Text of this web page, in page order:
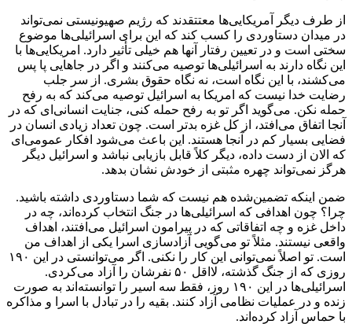
از طرف دیگر آمریکایی‌ها معتتقدند که رژیم صهیونیستی نمی‌تواند
در میدان دستاوردی را کسب کند که این برای اسرائیلی‌ها موضوع
سختی است و در تعیین رفتار آنها هم خیلی تأثیر دارد. امریکایی‌ها با
این نگاه دارند به اسرائیلی‌ها توصیه می‌کنند و اگر در جاهایی پا پس
می‌کشند، با این نگاه است، نه نگاه حقوق بشری. از سر جلب
رضایت خدا نیست که امریکا به اسرائیل توصیه می‌کند که به رفح
حمله نکن. می‌گوید اگر تو به رفح حمله کنی، جنایت انسانی‌ای که در
آنجا اتفاق می‌افتد، از کل غزه بدتر است. چون تعداد زیادی انسان در
فضایی بسیار کم در آنجا هستند. این باعث می‌شود افکار عمومی‌ای
که الان از دست داده، دیگر کلاً قابل بازیابی نباشد و اسرائیل دیگر
هرگز نمی‌تواند چهره مثبتی از خودش نشان بدهد.
ضمن اینکه تضمین‌شده هم نیست که شما دستاوردی داشته باشید.
چرا؟ چون اهدافی که اسرائیلی‌ها در جنگ انتخاب کرده‌اند، چه در
داخل غزه و چه اتفاقاتی که در پیرامون اسرائیل می‌افتند، اهداف
واقعی نیستند. مثلاً تو می‌گویی آزادسازی اسرا یکی از اهداف من
است. تو اصلاً نمی‌توانی این کار را نکنی. اگر می‌توانستی در این ۱۹۰
روزی که از جنگ گذشته، لااقل ۵۰ نفرشان را آزاد می‌کردی.
اسرائیلی‌ها در این ۱۹۰ روز، فقط سه اسیر را توانسته‌اند به صورت
زنده و در عملیات نظامی آزاد کنند. بقیه را در تبادل با اسرا و مذاکره
با حماس آزاد کرده‌اند.